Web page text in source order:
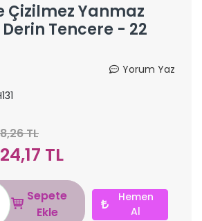
Çizilmez Yanmaz
Tencere - 22
Yorum Yaz
TL
TL
Sepete
Ekle
Hemen
Al